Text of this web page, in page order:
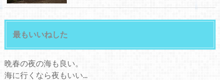
最もいいねした
晩春の夜の海も良い。
海に行くなら夜もいい...